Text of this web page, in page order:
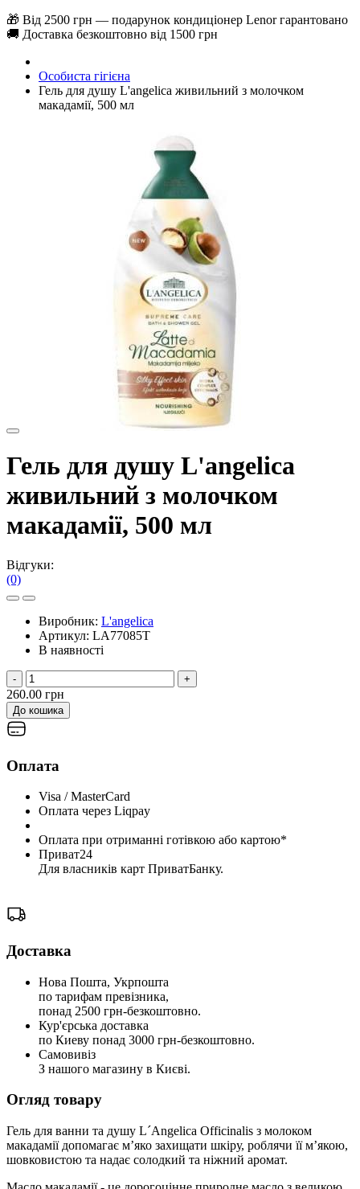
🎁 Від 2500 грн — подарунок кондиціонер Lenor гарантовано
🚚 Доставка безкоштовно від 1500 грн
Особиста гігієна
Гель для душу L'angelica живильний з молочком
макадамії, 500 мл
Гель для душу L'angelica
живильний з молочком
макадамії, 500 мл
Відгуки:
(0)
Виробник: L'angelica
Артикул: LA77085T
В наявності
- +
260.00 грн
До кошика
Оплата
Visa / MasterCard
Оплата через Liqpay
Оплата при отриманні готівкою або картою*
Приват24
Для власників карт ПриватБанку.
Доставка
Нова Пошта, Укрпошта
по тарифам превізника,
понад 2500 грн-безкоштовно.
Кур'єрська доставка
по Киеву понад 3000 грн-безкоштовно.
Самовивіз
З нашого магазину в Києві.
Огляд товару
Гель для ванни та душу L´Angelica Officinalis з молоком
макадамії допомагає м’яко захищати шкіру, роблячи її м’якою,
шовковистою та надає солодкий та ніжний аромат.